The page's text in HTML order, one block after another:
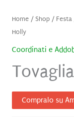
Home/ Shop/ Festa
Holly
Coordinati e
Compralo su